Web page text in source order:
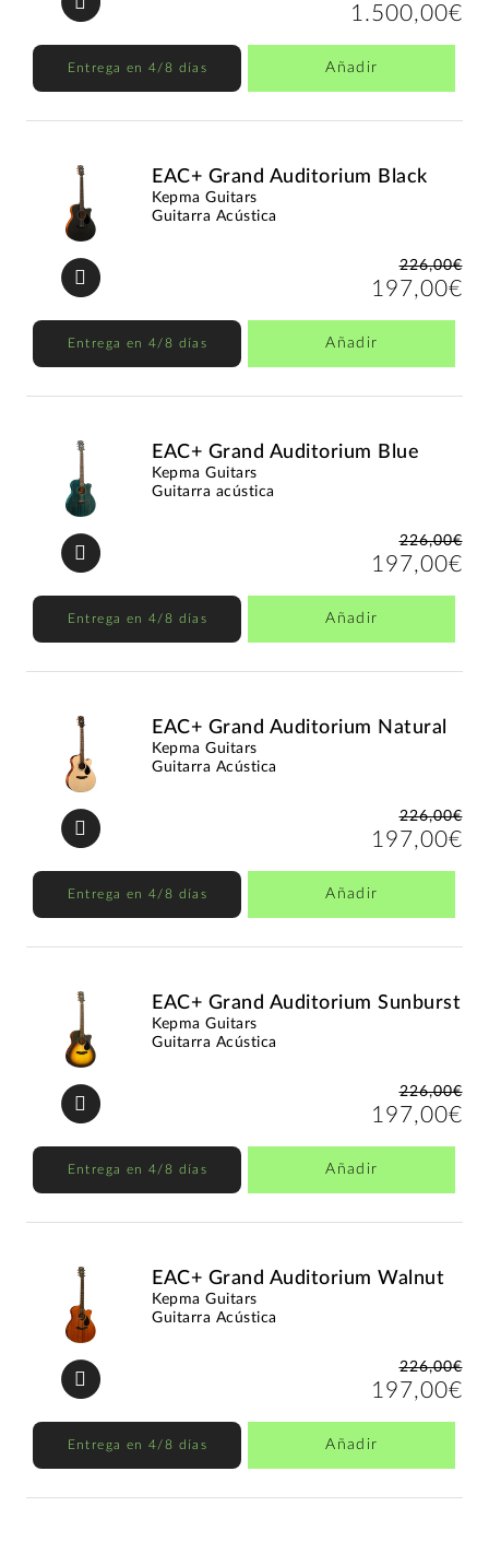
1.500,00€
Entrega en 4/8 días Añadir
EAC+ Grand Auditorium Black
Kepma Guitars
Guitarra Acústica
226,00€
197,00€
Entrega en 4/8 días Añadir
EAC+ Grand Auditorium Blue
Kepma Guitars
Guitarra acústica
226,00€
197,00€
Entrega en 4/8 días Añadir
EAC+ Grand Auditorium Natural
Kepma Guitars
Guitarra Acústica
226,00€
197,00€
Entrega en 4/8 días Añadir
EAC+ Grand Auditorium Sunburst
Kepma Guitars
Guitarra Acústica
226,00€
197,00€
Entrega en 4/8 días Añadir
EAC+ Grand Auditorium Walnut
Kepma Guitars
Guitarra Acústica
226,00€
197,00€
Entrega en 4/8 días Añadir